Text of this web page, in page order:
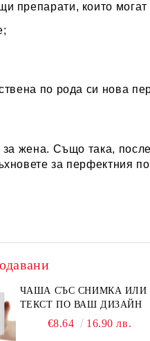
препарати, които могат
по рода си нова
за жена. Също така,
за перфектния
ЧАША СЪС СНИМКА ИЛИ
ТЕКСТ ПО ВАШ ДИЗАЙН
€8.64 16.90 лв.